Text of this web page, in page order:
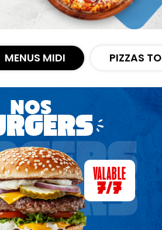
MENUS MIDI PIZZAS
NOS
VALABLE
7/7